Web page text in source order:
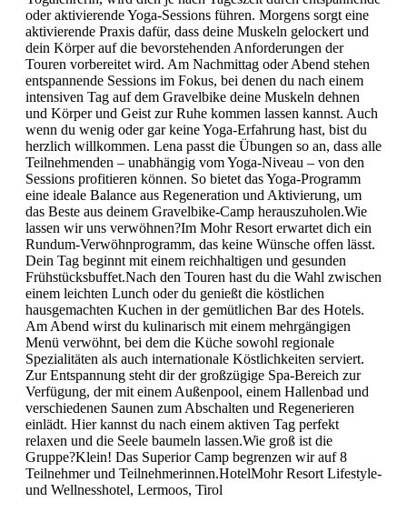
oder aktivierende Yoga-Sessions führen. Morgens sorgt eine
aktivierende Praxis dafür, dass deine Muskeln gelockert und
dein Körper auf die bevorstehenden Anforderungen der
Touren vorbereitet wird. Am Nachmittag oder Abend stehen
entspannende Sessions im Fokus, bei denen du nach einem
intensiven Tag auf dem Gravelbike deine Muskeln dehnen
und Körper und Geist zur Ruhe kommen lassen kannst. Auch
wenn du wenig oder gar keine Yoga-Erfahrung hast, bist du
herzlich willkommen. Lena passt die Übungen so an, dass alle
Teilnehmenden – unabhängig vom Yoga-Niveau – von den
Sessions profitieren können. So bietet das Yoga-Programm
eine ideale Balance aus Regeneration und Aktivierung, um
das Beste aus deinem Gravelbike-Camp herauszuholen.Wie
lassen wir uns verwöhnen?Im Mohr Resort erwartet dich ein
Rundum-Verwöhnprogramm, das keine Wünsche offen lässt.
Dein Tag beginnt mit einem reichhaltigen und gesunden
Frühstücksbuffet.Nach den Touren hast du die Wahl zwischen
einem leichten Lunch oder du genießt die köstlichen
hausgemachten Kuchen in der gemütlichen Bar des Hotels.
Am Abend wirst du kulinarisch mit einem mehrgängigen
Menü verwöhnt, bei dem die Küche sowohl regionale
Spezialitäten als auch internationale Köstlichkeiten serviert.
Zur Entspannung steht dir der großzügige Spa-Bereich zur
Verfügung, der mit einem Außenpool, einem Hallenbad und
verschiedenen Saunen zum Abschalten und Regenerieren
einlädt. Hier kannst du nach einem aktiven Tag perfekt
relaxen und die Seele baumeln lassen.Wie groß ist die
Gruppe?Klein! Das Superior Camp begrenzen wir auf 8
Teilnehmer und Teilnehmerinnen.HotelMohr Resort Lifestyle-
und Wellnesshotel, Lermoos, Tirol